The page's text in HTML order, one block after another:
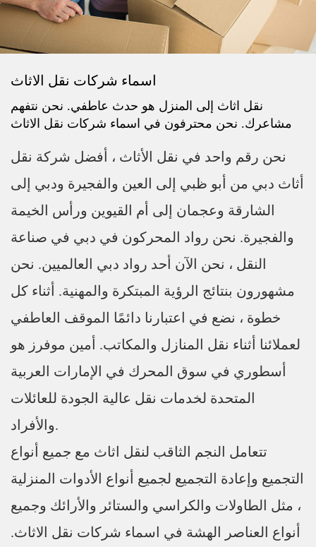
اسماء شركات نقل الاثاث
نقل اثاث إلى المنزل هو حدث عاطفي. نحن نتفهم
مشاعرك. نحن محترفون في اسماء شركات نقل الاثاث
نحن رقم واحد في نقل الأثاث ، أفضل شركة نقل
أثاث دبي من أبو ظبي إلى العين والفجيرة ودبي إلى
الشارقة وعجمان إلى أم القيوين ورأس الخيمة
والفجيرة. نحن رواد المحركون في دبي في صناعة
النقل ، نحن الآن أحد رواد دبي العالميين. نحن
مشهورون بنتائج الرؤية المبتكرة والمهنية. أثناء كل
خطوة ، نضع في اعتبارنا دائمًا الموقف العاطفي
لعملائنا أثناء نقل المنازل والمكاتب. أمين موفرز هو
أسطوري في سوق المحرك في الإمارات العربية
المتحدة لخدمات نقل عالية الجودة للعائلات
والأفراد.
تتعامل النجم الثاقب لنقل اثاث مع جميع أنواع
التجميع وإعادة التجميع لجميع أنواع الأدوات المنزلية
، مثل الطاولات والكراسي والستائر والأرائك وجميع
أنواع العناصر الهشة في اسماء شركات نقل الاثاث.